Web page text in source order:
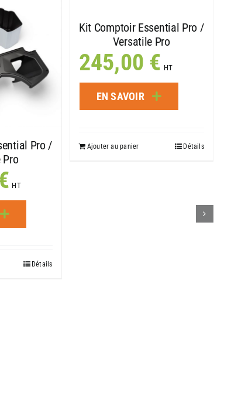
Pro /
Pro
HT
Détails
Kit Comptoir Essential Pro /
Versatile Pro
245,00 € HT
EN SAVOIR
Ajouter au panier Détails